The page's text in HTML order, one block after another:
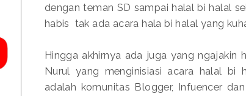
dengan teman SD sampai halal bi halal
habis tak ada acara hala bi halal yang
Hingga akhirnya ada juga yang ngajakin
Nurul yang menginisiasi acara halal bi
adalah komunitas Blogger, Infuencer